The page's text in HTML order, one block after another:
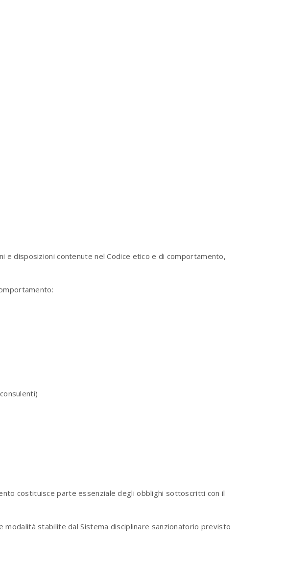
e disposizioni contenute nel Codice etico e di comportamento,
costituisce parte essenziale degli obblighi sottoscritti con il
modalità stabilite dal Sistema disciplinare sanzionatorio previsto